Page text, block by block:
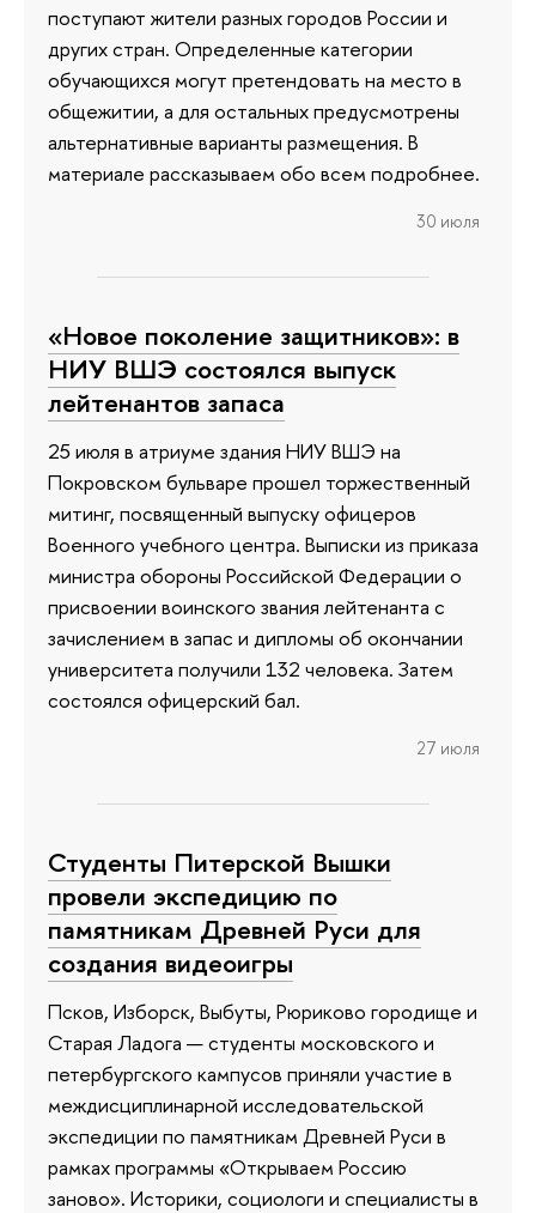
поступают жители разных городов России и
других стран. Определенные категории
обучающихся могут претендовать на место в
общежитии, а для остальных предусмотрены
альтернативные варианты размещения. В
материале рассказываем обо всем подробнее.
30 июля
«Новое поколение защитников»: в
НИУ ВШЭ состоялся выпуск
лейтенантов запаса
25 июля в атриуме здания НИУ ВШЭ на
Покровском бульваре прошел торжественный
митинг, посвященный выпуску офицеров
Военного учебного центра. Выписки из приказа
министра обороны Российской Федерации о
присвоении воинского звания лейтенанта с
зачислением в запас и дипломы об окончании
университета получили 132 человека. Затем
состоялся офицерский бал.
27 июля
Студенты Питерской Вышки
провели экспедицию по
памятникам Древней Руси для
создания видеоигры
Псков, Изборск, Выбуты, Рюриково городище и
Старая Ладога — студенты московского и
петербургского кампусов приняли участие в
междисциплинарной исследовательской
экспедиции по памятникам Древней Руси в
рамках программы «Открываем Россию
заново». Историки, социологи и специалисты в